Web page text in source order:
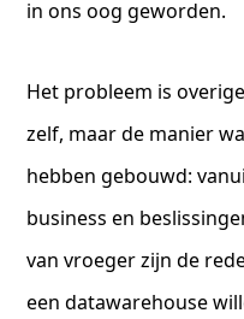
in ons oog geworden.
Het probleem is
zelf, maar de manier
hebben gebouwd:
business en
van vroeger zijn de
een datawarehouse